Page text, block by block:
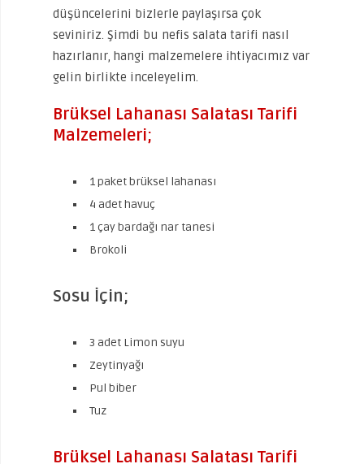
düşüncelerini bizlerle paylaşırsa çok
seviniriz. Şimdi bu nefis salata tarifi nasıl
hazırlanır, hangi malzemelere ihtiyacımız var
gelin birlikte inceleyelim.
Brüksel Lahanası Salatası Tarifi
Malzemeleri;
1 paket brüksel lahanası
4 adet havuç
1 çay bardağı nar tanesi
Brokoli
Sosu İçin;
3 adet Limon suyu
Zeytinyağı
Pul biber
Tuz
Brüksel Lahanası Salatası Tarifi